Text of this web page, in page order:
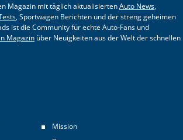
Magazin mit täglich aktualisiertenAuto News,
, Sportwagen Berichten und der streng geheimen
ist die Community für echte Auto-Fans und
Magazin über Neuigkeiten aus der Welt der schnellen
Mission